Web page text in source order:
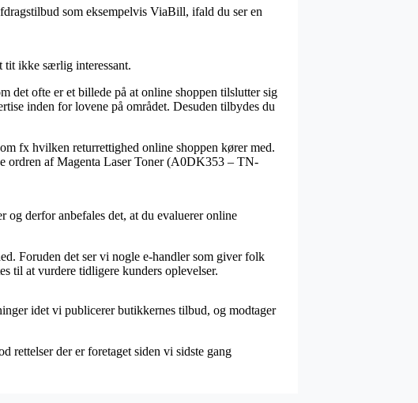
som eksempelvis ViaBill, ifald du ser en
tit ikke særlig interessant.
det ofte er et billede på at online shoppen tilslutter sig
inden for lovene på området. Desuden tilbydes du
fx hvilken returrettighed online shoppen kører med.
ordren af Magenta Laser Toner (A0DK353 – TN-
derfor anbefales det, at du evaluerer online
Foruden det ser vi nogle e-handler som giver folk
til at vurdere tidligere kunders oplevelser.
idet vi publicerer butikkernes tilbud, og modtager
rettelser der er foretaget siden vi sidste gang